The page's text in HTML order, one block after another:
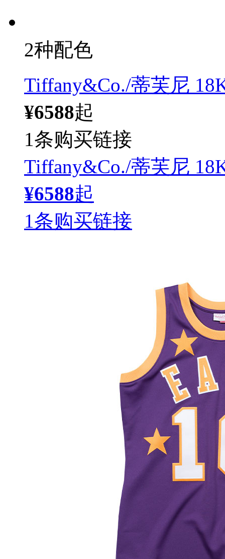
2种配色
Tiffany&Co./蒂芙尼
¥6588起
1条购买链接
Tiffany&Co./蒂芙尼
¥6588起
1条购买链接